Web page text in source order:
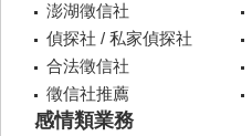
澎湖徵信社
偵探社 / 私家偵探社
合法徵信社
徵信社推薦
感情類業務